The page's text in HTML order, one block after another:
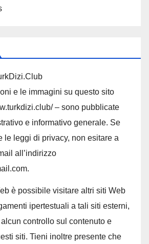
e le immagini su questo sito
– sono pubblicate
e informativo generale. Se
le leggi di privacy, non esitare a
all’indirizzo
è possibile visitare altri siti Web
ipertestuali a tali siti esterni,
controllo sul contenuto e
siti. Tieni inoltre presente che